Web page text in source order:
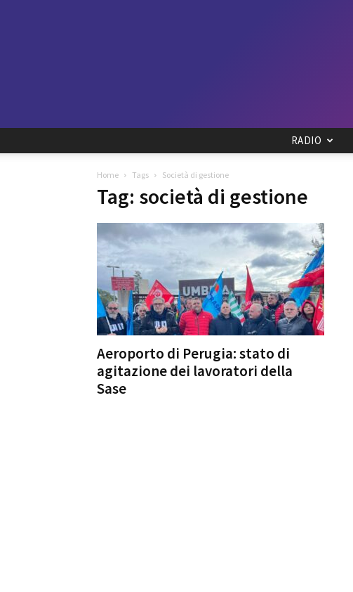
RADIO
Home Tags Società di gestione
Tag: società di gestione
Aeroporto di Perugia: stato di
agitazione dei lavoratori della
Sase